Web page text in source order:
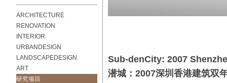
ARCHITECTURE
RENOVATION
INTERIOR
URBANDESIGN
LANDSCAPEDESIGN
ART
研究项目
Sub-denCity: 2007
潜城：2007深圳香港建筑双